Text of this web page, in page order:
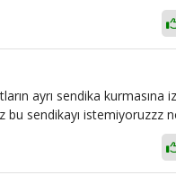
ayrı sendika kurmasına
bu sendikayı istemiyoruzzz